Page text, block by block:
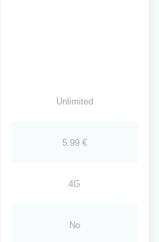
Unlimited
5.99 €
4G
No